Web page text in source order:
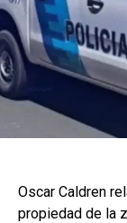
Oscar Caldren
propiedad de la